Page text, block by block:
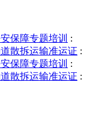
保障专题培训 :
散拆运输准运证 :
保障专题培训 :
散拆运输准运证 :